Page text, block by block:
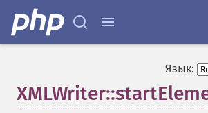
Язык: